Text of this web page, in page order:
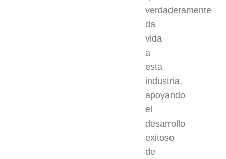
verdaderamente
da
vida
a
esta
industria,
apoyando
el
desarrollo
exitoso
de